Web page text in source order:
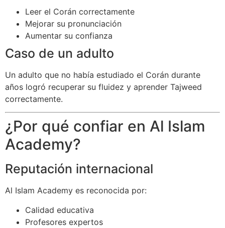
Leer el Corán correctamente
Mejorar su pronunciación
Aumentar su confianza
Caso de un adulto
Un adulto que no había estudiado el Corán durante
años logró recuperar su fluidez y aprender Tajweed
correctamente.
¿Por qué confiar en Al Islam
Academy?
Reputación internacional
Al Islam Academy es reconocida por:
Calidad educativa
Profesores expertos